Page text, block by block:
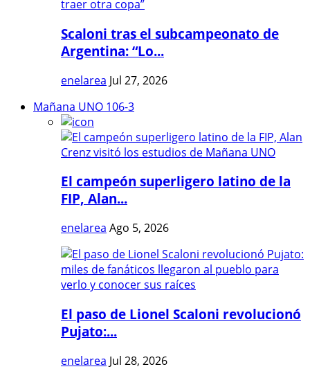
Scaloni tras el subcampeonato de
Argentina: “Lo...
enelarea Jul 27, 2026
Mañana UNO 106-3
El campeón superligero latino de la
FIP, Alan...
enelarea Ago 5, 2026
El paso de Lionel Scaloni revolucionó
Pujato:...
enelarea Jul 28, 2026